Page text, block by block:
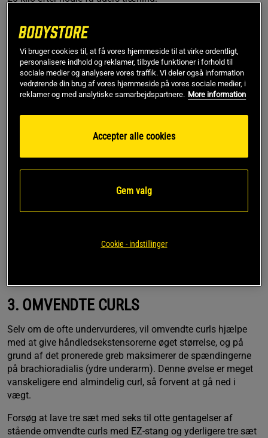
2. LEVER-LØFT
Lever-løft er en af de foretrukne underarmsstyrkende øvelser
for arm-wrestlers. Disse fyre har nogle af de største og
stærkeste underarme af alle atleter, og de er ekstremt
Til vores formål vil vi fokusere på ”front lever-løft” og ”rear
hammer eller en tilsvarende vægtet stang i den uvægtede
ende og lade den hænge sådan at vægten vender ned ad
siden af din krop. Løft og sænk den gentagne gange uden
3. OMVENDTE CURLS
Selv om de ofte undervurderes, vil omvendte curls hjælpe
med at give håndledsekstensorerne øget størrelse, og på
grund af det pronerede greb maksimerer de spændingerne
på brachioradialis (ydre underarm). Denne øvelse er meget
vanskeligere end almindelig curl, så forvent at gå ned i
vægt.
Forsøg at lave tre sæt med seks til otte gentagelser af
stående omvendte curls med EZ-stang og yderligere tre sæt
Vi bruger cookies til, at få vores hjemmeside til at virke ordentligt,
personalisere indhold og reklamer, tilbyde funktioner i forhold til
sociale medier og analysere vores traffik. Vi deler også information
vedrørende din brug af vores hjemmeside på vores sociale medier, i
reklamer og med analytiske samarbejdspartnere. More information
Accepter alle cookies
Gem valg
Cookie - indstillinger